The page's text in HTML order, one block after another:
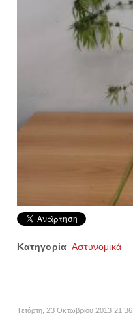
Κατηγορία Αστυνομικά
Τετάρτη, 23 Οκτωβρίου 2013 21:36